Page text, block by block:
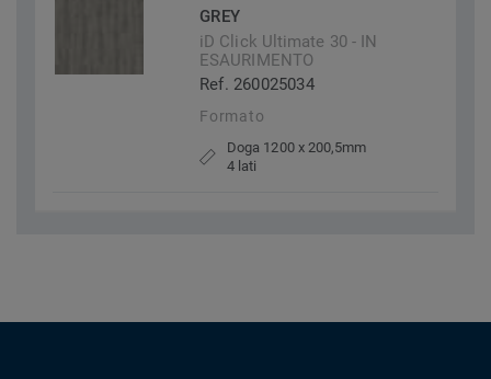
GREY
iD Click Ultimate 30 - IN
ESAURIMENTO
Ref. 260025034
Formato
Doga 1200 x 200,5mm
4 lati